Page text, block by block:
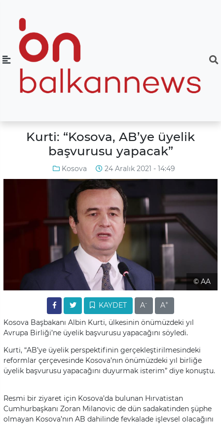
Kurti: “Kosova, AB’ye üyelik
başvurusu yapacak”
Kosova 24 Aralık 2021 - 14:49
© AA
KAYDET A- A+
Kosova Başbakanı Albin Kurti, ülkesinin önümüzdeki yıl
Avrupa Birliği’ne üyelik başvurusu yapacağını söyledi.
Kurti, “AB’ye üyelik perspektifinin gerçekleştirilmesindeki
reformlar çerçevesinde Kosova’nın önümüzdeki yıl birliğe
üyelik başvurusu yapacağını duyurmak isterim” diye konuştu.
Resmi bir ziyaret için Kosova’da bulunan Hırvatistan
Cumhurbaşkanı Zoran Milanovic de dün sadakatinden şüphe
olmayan Kosova’nın AB dahilinde fevkalade işlevsel olacağını